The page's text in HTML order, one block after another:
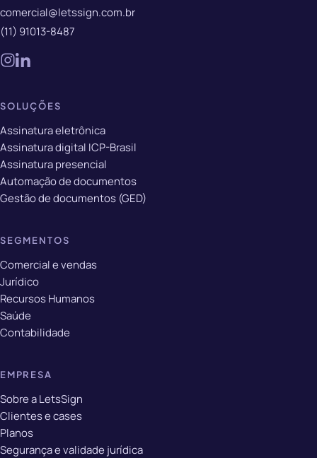
comercial@letssign.com.br
(11) 91013-8487
SOLUÇÕES
Assinatura eletrônica
Assinatura digital ICP-Brasil
Assinatura presencial
Automação de documentos
Gestão de documentos (GED)
SEGMENTOS
Comercial e vendas
Jurídico
Recursos Humanos
Saúde
Contabilidade
EMPRESA
Sobre a LetsSign
Clientes e cases
Planos
Segurança e validade jurídica